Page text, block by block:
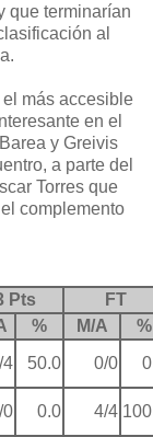
que terminarían
al
más accesible
en el
y Greivis
a parte del
Torres que
complemento
Pts
FT
% M/A
%
4 50.0 0/0
0 0.0 4/4